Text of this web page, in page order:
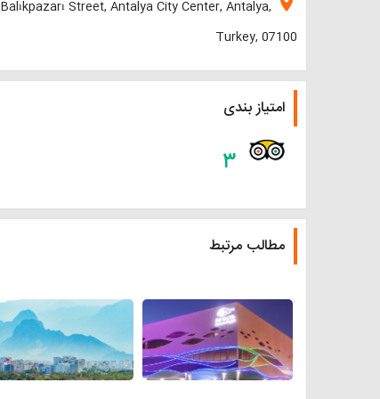
Balıkpazarı Street, Antalya City Center, Antalya,
Turkey, 07100
امتیاز بندی
۳
مطالب مرتبط